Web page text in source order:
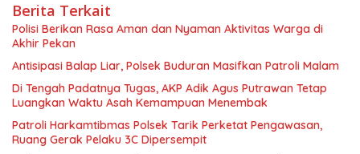
Berita Terkait
Polisi Berikan Rasa Aman dan Nyaman Aktivitas Warga di
Akhir Pekan
Antisipasi Balap Liar, Polsek Buduran Masifkan Patroli Malam
Di Tengah Padatnya Tugas, AKP Adik Agus Putrawan Tetap
Luangkan Waktu Asah Kemampuan Menembak
Patroli Harkamtibmas Polsek Tarik Perketat Pengawasan,
Ruang Gerak Pelaku 3C Dipersempit